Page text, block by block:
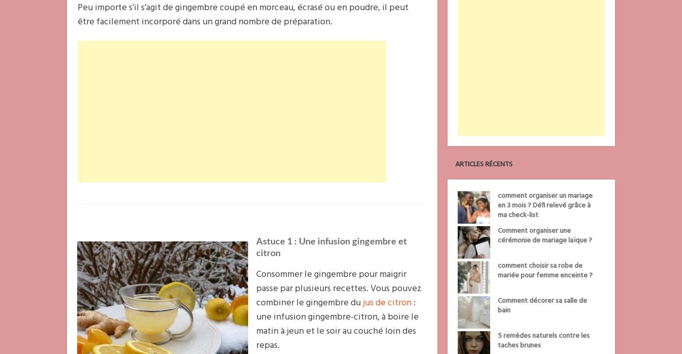
Peu importe s’il s’agit de gingembre coupé en morceau, écrasé ou en poudre, il peut
être facilement incorporé dans un grand nombre de préparation.
Astuce 1 : Une infusion gingembre et
citron
Consommer le gingembre pour maigrir
passe par plusieurs recettes. Vous pouvez
combiner le gingembre dujus de citron:
une infusion gingembre-citron, à boire le
matin à jeun et le soir au couché loin des
repas.
ARTICLES RÉCENTS
comment organiser un mariage
en 3 mois ? Défi relevé grâce à
ma check-list
Comment organiser une
cérémonie de mariage laïque ?
comment choisir sa robe de
mariée pour femme enceinte ?
Comment décorer sa salle de
bain
5 remèdes naturels contre les
taches brunes